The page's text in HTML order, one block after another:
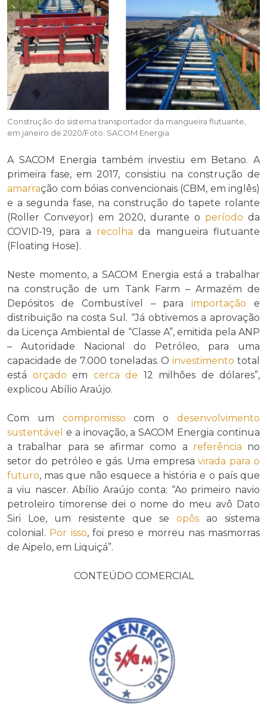
Construção do sistema transportador da mangueira flutuante,
em janeiro de 2020/Foto: SACOM Energia
A SACOM Energia também investiu em Betano. A
primeira fase, em 2017, consistiu na construção de
amarração com bóias convencionais (CBM, em inglês)
e a segunda fase, na construção do tapete rolante
(Roller Conveyor) em 2020, durante o período da
COVID-19, para a recolha da mangueira flutuante
(Floating Hose).
Neste momento, a SACOM Energia está a trabalhar
na construção de um Tank Farm – Armazém de
Depósitos de Combustível – paraimportação e
distribuição na costa Sul. “Já obtivemos a aprovação
da Licença Ambiental de “Classe A”, emitida pela ANP
– Autoridade Nacional do Petróleo, para uma
capacidade de 7.000 toneladas. Oinvestimento total
está orçado em cerca de 12 milhões de dólares”,
explicou Abílio Araújo.
Com um compromisso com odesenvolvimento
sustentável e a inovação, a SACOM Energia continua
a trabalhar para se afirmar como a referência no
setor do petróleo e gás. Uma empresavirada para o
futuro, mas que não esquece a história e o país que
a viu nascer. Abílio Araújo conta: “Ao primeiro navio
petroleiro timorense dei o nome do meu avô Dato
Siri Loe, um resistente que se opôs ao sistema
colonial. Por isso, foi preso e morreu nas masmorras
de Aipelo, em Liquiçá”.
CONTEÚDO COMERCIAL